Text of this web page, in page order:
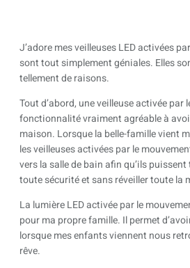
J’adore mes veilleuses LED activées
sont tout simplement géniales. Elles
tellement de raisons.
Tout d’abord, une veilleuse activée par
fonctionnalité vraiment agréable à
maison. Lorsque la belle-famille vient
les veilleuses activées par le
vers la salle de bain afin qu’ils
toute sécurité et sans réveiller toute la
La lumière LED activée par le
pour ma propre famille. Il permet
lorsque mes enfants viennent nous
rêve.